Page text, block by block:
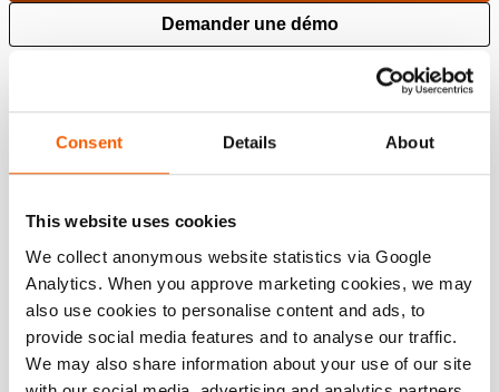
Consent Details About
This website uses cookies
We collect anonymous website statistics via Google
Analytics. When you approve marketing cookies, we may
also use cookies to personalise content and ads, to
provide social media features and to analyse our traffic.
We may also share information about your use of our site
Demander une démo
Caractéristiques et avantages
Entièrement en aluminium ; légère.
Facile à transporter et à positionner sous la charge.
Afficher tout
Spécifications